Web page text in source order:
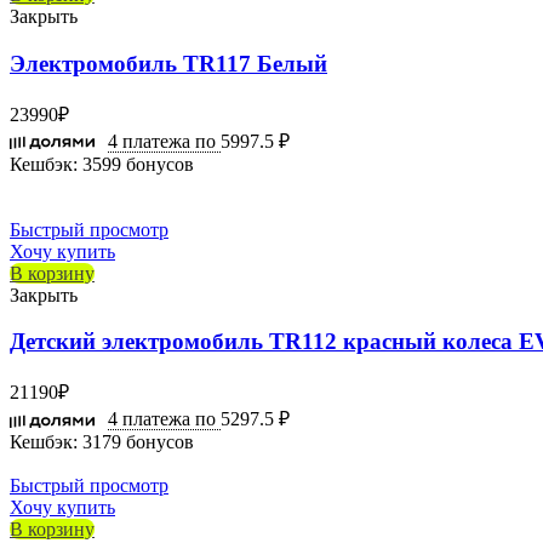
Закрыть
Электромобиль TR117 Белый
23990₽
4 платежа по 5997.5 ₽
Кешбэк: 3599 бонусов
Быстрый просмотр
Хочу купить
В корзину
Закрыть
Детский электромобиль TR112 красный колеса
21190₽
4 платежа по 5297.5 ₽
Кешбэк: 3179 бонусов
Быстрый просмотр
Хочу купить
В корзину